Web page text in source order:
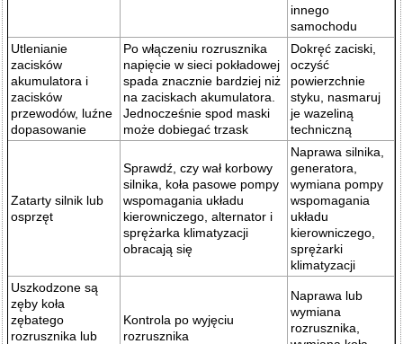
innego
samochodu
Utlenianie
zacisków
akumulatora i
zacisków
przewodów, luźne
dopasowanie
Po włączeniu rozrusznika
napięcie w sieci pokładowej
spada znacznie bardziej niż
na zaciskach akumulatora.
Jednocześnie spod maski
może dobiegać trzask
Dokręć zaciski,
oczyść
powierzchnie
styku, nasmaruj
je wazeliną
techniczną
Zatarty silnik lub
osprzęt
Sprawdź, czy wał korbowy
silnika, koła pasowe pompy
wspomagania układu
kierowniczego, alternator i
sprężarka klimatyzacji
obracają się
Naprawa silnika,
generatora,
wymiana pompy
wspomagania
układu
kierowniczego,
sprężarki
klimatyzacji
Uszkodzone są
zęby koła
zębatego
rozrusznika lub
Kontrola po wyjęciu
rozrusznika
Naprawa lub
wymiana
rozrusznika,